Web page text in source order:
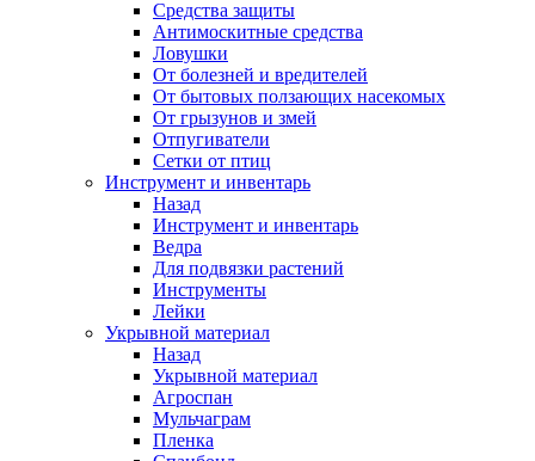
Средства защиты
Антимоскитные средства
Ловушки
От болезней и вредителей
От бытовых ползающих насекомых
От грызунов и змей
Отпугиватели
Сетки от птиц
Инструмент и инвентарь
Назад
Инструмент и инвентарь
Ведра
Для подвязки растений
Инструменты
Лейки
Укрывной материал
Назад
Укрывной материал
Агроспан
Мульчаграм
Пленка